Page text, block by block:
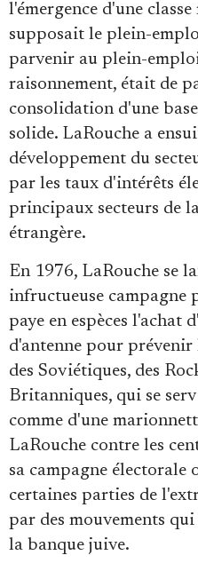
l'émergence d'une
supposait le plein-
parvenir au plein-
raisonnement, était de
consolidation d'une
solide. LaRouche a
développement du
par les taux d'intérêts
principaux secteurs de
étrangère.
En 1976, LaRouche se
infructueuse campagne
paye en espèces l'achat
d'antenne pour
des Soviétiques, des
Britanniques, qui se
comme d'une
LaRouche contre les
sa campagne électorale
certaines parties de
par des mouvements
la banque juive.